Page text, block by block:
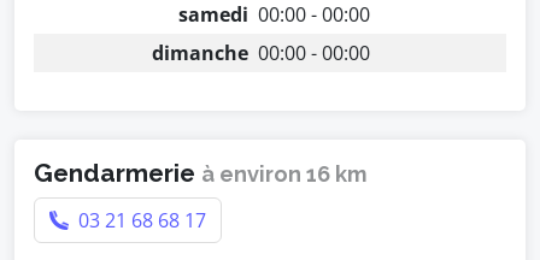
samedi 00:00 - 00:00
dimanche 00:00 - 00:00
Gendarmerie à environ 16 km
03 21 68 68 17